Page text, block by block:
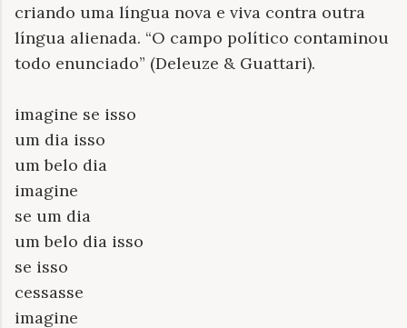
criando uma língua nova e viva contra outra
língua alienada. “O campo político contaminou
todo enunciado” (Deleuze & Guattari).
imagine se isso
um dia isso
um belo dia
imagine
se um dia
um belo dia isso
se isso
cessasse
imagine